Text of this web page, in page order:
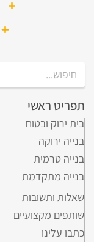
תפריט ראשי
בית ירוק ובטוח
בנייה ירוקה
בנייה טרמית
בנייה מתקדמת
שאלות ותשובות
שותפים מקצועיים
כתבו עלינו